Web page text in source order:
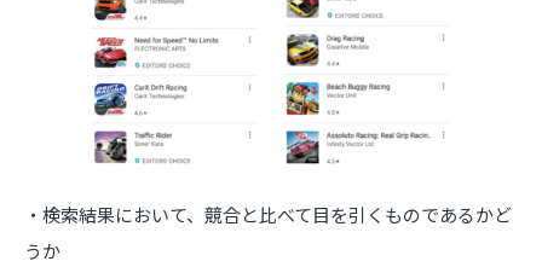
・検索結果において、競合と比べて目を引くものであるかど
うか